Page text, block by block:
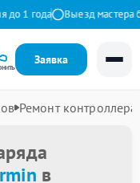
1 года Выезд мастера
Заявка
Ремонт
в